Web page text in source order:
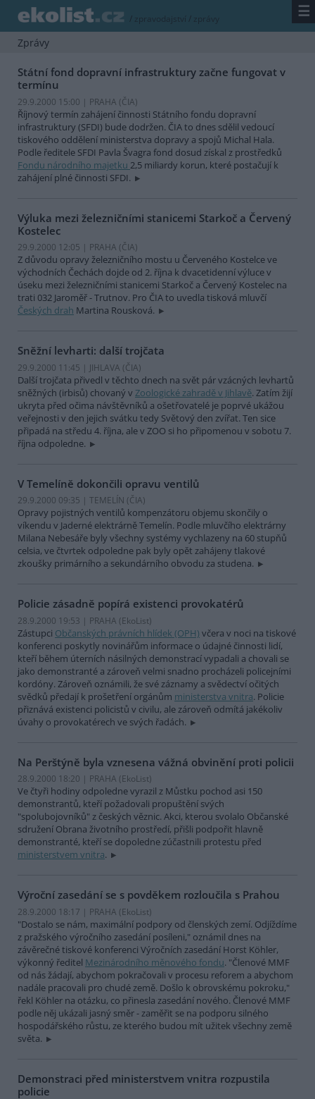
/ zpravodajství / zprávy ☰
Zprávy
Státní fond dopravní infrastruktury začne fungovat v
termínu
29.9.2000 15:00 | PRAHA (ČIA)
Říjnový termín zahájení činnosti Státního fondu dopravní
infrastruktury (SFDI) bude dodržen. ČIA to dnes sdělil vedoucí
tiskového oddělení ministerstva dopravy a spojů Michal Hala.
Podle ředitele SFDI Pavla Švagra fond dosud získal z prostředků
Fondu národního majetku 2,5 miliardy korun, které postačují k
zahájení plné činnosti SFDI.
Výluka mezi železničními stanicemi Starkoč a Červený
Kostelec
29.9.2000 12:05 | PRAHA (ČIA)
Z důvodu opravy železničního mostu u Červeného Kostelce ve
východních Čechách dojde od 2. října k dvacetidenní výluce v
úseku mezi železničními stanicemi Starkoč a Červený Kostelec na
trati 032 Jaroměř - Trutnov. Pro ČIA to uvedla tisková mluvčí
Českých drah Martina Rousková.
Sněžní levharti: další trojčata
29.9.2000 11:45 | JIHLAVA (ČIA)
Další trojčata přivedl v těchto dnech na svět pár vzácných levhartů
sněžných (irbisů) chovaný v Zoologické zahradě v Jihlavě. Zatím žijí
ukryta před očima návštěvníků a ošetřovatelé je poprvé ukážou
veřejnosti v den jejich svátku tedy Světový den zvířat. Ten sice
připadá na středu 4. října, ale v ZOO si ho připomenou v sobotu 7.
října odpoledne.
V Temelíně dokončili opravu ventilů
29.9.2000 09:35 | TEMELÍN (ČIA)
Opravy pojistných ventilů kompenzátoru objemu skončily o
víkendu v Jaderné elektrárně Temelín. Podle mluvčího elektrárny
Milana Nebesáře byly všechny systémy vychlazeny na 60 stupňů
celsia, ve čtvrtek odpoledne pak byly opět zahájeny tlakové
zkoušky primárního a sekundárního obvodu za studena.
Policie zásadně popírá existenci provokatérů
28.9.2000 19:53 | PRAHA (EkoList)
Zástupci Občanských právních hlídek (OPH) včera v noci na tiskové
konferenci poskytly novinářům informace o údajné činnosti lidí,
kteří během úterních násilných demonstrací vypadali a chovali se
jako demonstranté a zároveň velmi snadno procházeli policejními
kordóny. Zároveň oznámili, že své záznamy a svědectví očitých
svědků předají k prošetření orgánům ministerstva vnitra. Policie
přiznává existenci policistů v civilu, ale zároveň odmítá jakékoliv
úvahy o provokatérech ve svých řadách.
Na Perštýně byla vznesena vážná obvinění proti policii
28.9.2000 18:20 | PRAHA (EkoList)
Ve čtyři hodiny odpoledne vyrazil z Můstku pochod asi 150
demonstrantů, kteří požadovali propuštění svých
"spolubojovníků" z českých věznic. Akci, kterou svolalo Občanské
sdružení Obrana životního prostředí, přišli podpořit hlavně
demonstranté, kteří se dopoledne zúčastnili protestu před
ministerstvem vnitra.
Výroční zasedání se s povděkem rozloučila s Prahou
28.9.2000 18:17 | PRAHA (EkoList)
"Dostalo se nám, maximální podpory od členských zemí. Odjíždíme
z pražského výročního zasedání posíleni," oznámil dnes na
závěrečné tiskové konferenci Výročních zasedání Horst Köhler,
výkonný ředitel Mezinárodního měnového fondu. "Členové MMF
od nás žádají, abychom pokračovali v procesu reforem a abychom
nadále pracovali pro chudé země. Došlo k obrovskému pokroku,"
řekl Köhler na otázku, co přinesla zasedání nového. Členové MMF
podle něj ukázali jasný směr - zaměřit se na podporu silného
hospodářského růstu, ze kterého budou mít užitek všechny země
světa.
Demonstraci před ministerstvem vnitra rozpustila
policie